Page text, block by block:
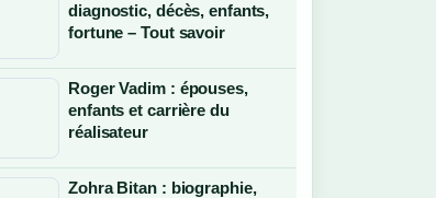
diagnostic, décès, enfants,
fortune – Tout savoir
Roger Vadim : épouses,
enfants et carrière du
réalisateur
Zohra Bitan : biographie,